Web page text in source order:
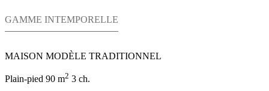
GAMME INTEMPORELLE
MAISON MODÈLE TRADITIONNEL
Plain-pied 90 m2 3 ch.